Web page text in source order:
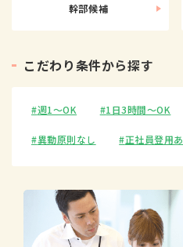
幹部候補
こ だわり条件から探す
週1〜OK 1日3時間〜OK
異動原則なし 正社員登用